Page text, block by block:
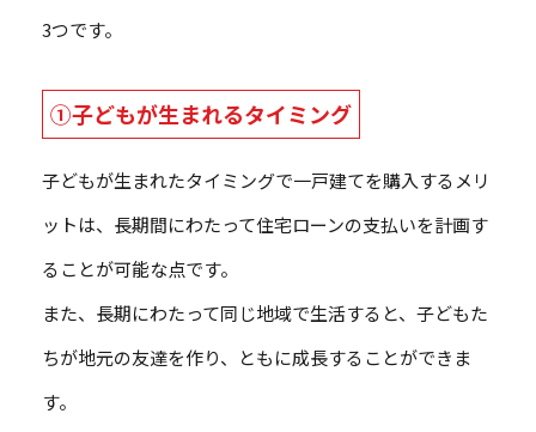
3つです。
①子どもが生まれるタイミング
子どもが生まれたタイミングで一戸建てを購入するメリ
ットは、長期間にわたって住宅ローンの支払いを計画す
ることが可能な点です。
また、長期にわたって同じ地域で生活すると、子どもた
ちが地元の友達を作り、ともに成長することができま
す。